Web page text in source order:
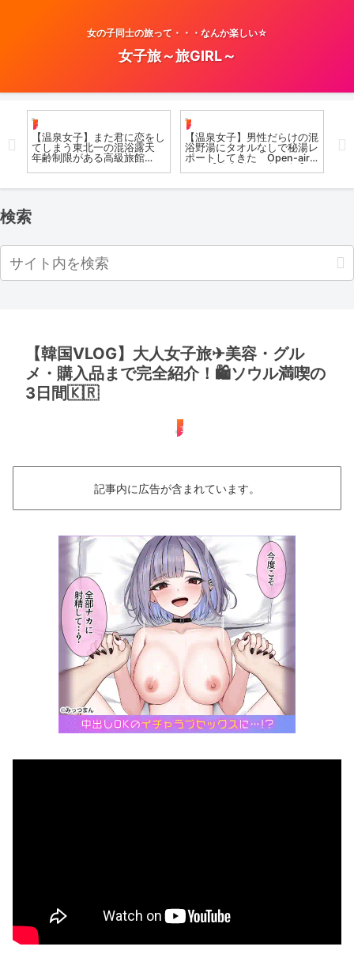
女の子同士の旅って・・・なんか楽しい☆
女子旅～旅GIRL～
お風呂女子こての
【温泉女子】また君に恋をし
てしまう東北一の混浴露天
年齢制限がある高級旅館
#koteno
お風呂女子こての
【温泉女子】男性だらけの混
浴野湯にタオルなしで秘湯レ
ポートしてきた Open-air
温
【
検索
【韓国VLOG】大人女子旅✈︎美容・グル
メ・購入品まで完全紹介！🛍️ソウル満喫の
3日間🇰🇷
女子旅
記事内に広告が含まれています。